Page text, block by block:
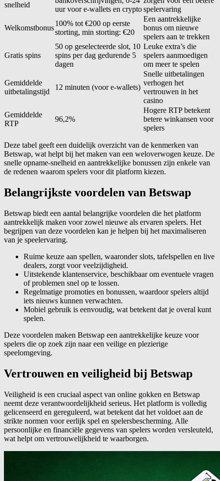
snelheid
uur voor e-wallets en cryptospelervaring
Welkomstbonus
100% tot €200 op eerste
storting, min storting: €20
Een aantrekkelijke
bonus om nieuwe
spelers aan te trekken
Gratis spins
50 op geselecteerde slot, 10
spins per dag gedurende 5
dagen
Leuke extra’s die
spelers aanmoedigen
om meer te spelen
Gemiddelde
uitbetalingstijd
12 minuten (voor e-wallets)
Snelle uitbetalingen
verhogen het
vertrouwen in het
casino
Gemiddelde
RTP
96,2%
Hogere RTP betekent
betere winkansen voor
spelers
Deze tabel geeft een duidelijk overzicht van de kenmerken van
Betswap, wat helpt bij het maken van een weloverwogen keuze. De
snelle opname-snelheid en aantrekkelijke bonussen zijn enkele van
de redenen waarom spelers voor dit platform kiezen.
Belangrijkste voordelen van Betswap
Betswap biedt een aantal belangrijke voordelen die het platform
aantrekkelijk maken voor zowel nieuwe als ervaren spelers. Het
begrijpen van deze voordelen kan je helpen bij het maximaliseren
van je speelervaring.
Ruime keuze aan spellen, waaronder slots, tafelspellen en live
dealers, zorgt voor veelzijdigheid.
Uitstekende klantenservice, beschikbaar om eventuele vragen
of problemen snel op te lossen.
Regelmatige promoties en bonussen, waardoor spelers altijd
iets nieuws kunnen verwachten.
Mobiel gebruik is eenvoudig, wat betekent dat je overal kunt
spelen.
Deze voordelen maken Betswap een aantrekkelijke keuze voor
spelers die op zoek zijn naar een veilige en plezierige
speelomgeving.
Vertrouwen en veiligheid bij Betswap
Veiligheid is een cruciaal aspect van online gokken en Betswap
neemt deze verantwoordelijkheid serieus. Het platform is volledig
gelicenseerd en gereguleerd, wat betekent dat het voldoet aan de
strikte normen voor eerlijk spel en spelersbescherming. Alle
persoonlijke en financiële gegevens van spelers worden versleuteld,
wat helpt om vertrouwelijkheid te waarborgen.